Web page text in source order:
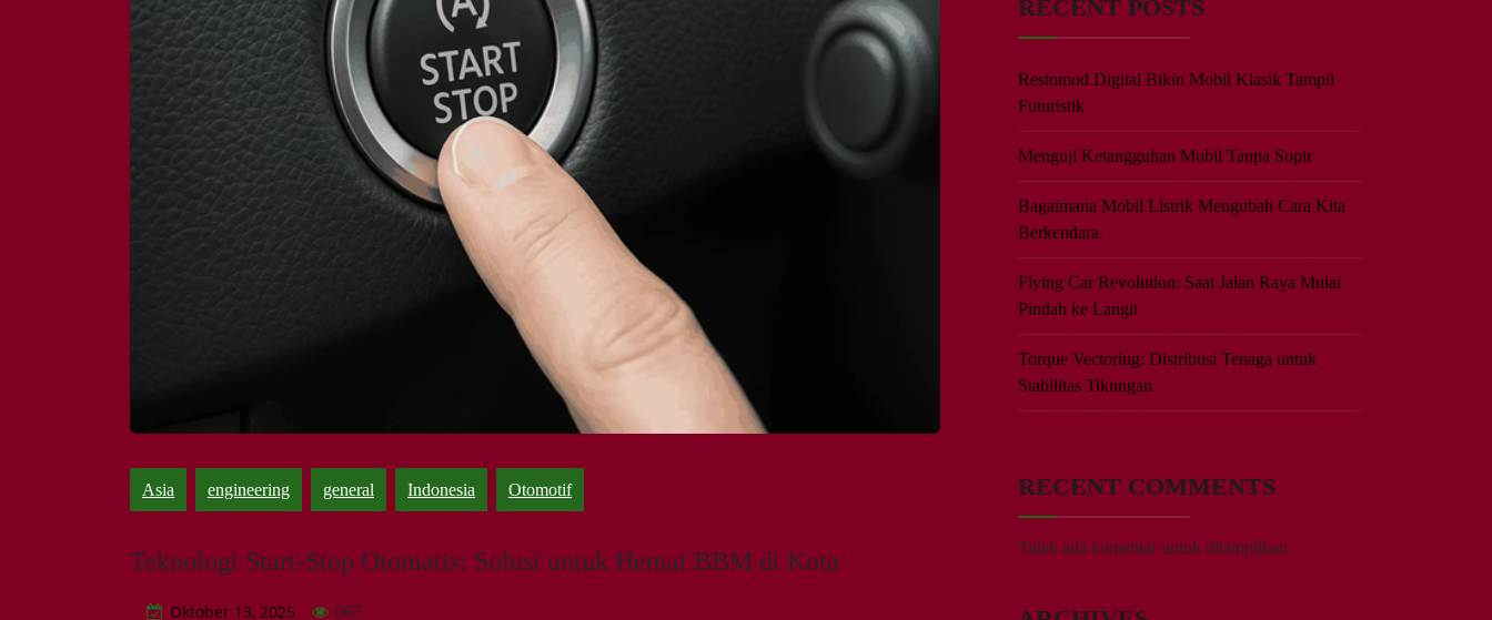
Asia engineering general Indonesia Otomotif
Teknologi Start-Stop Otomatis: Solusi untuk Hemat BBM di Kota
Oktober 13, 2025 667
RECENT POSTS
Restomod Digital Bikin Mobil Klasik Tampil
Futuristik
Menguji Ketangguhan Mobil Tanpa Sopir
Bagaimana Mobil Listrik Mengubah Cara Kita
Berkendara.
Flying Car Revolution: Saat Jalan Raya Mulai
Pindah ke Langit
Torque Vectoring: Distribusi Tenaga untuk
Stabilitas Tikungan
RECENT COMMENTS
Tidak ada komentar untuk ditampilkan.